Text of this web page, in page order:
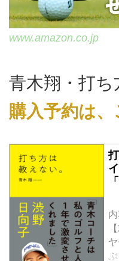
www.amazon.co.jp
青木翔・打ち
購入予約は、